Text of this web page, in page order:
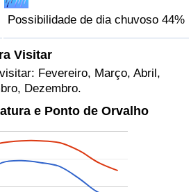
Possibilidade de dia chuvoso 44%
Visitar
Fevereiro, Março, Abril,
Dezembro.
e Ponto de Orvalho